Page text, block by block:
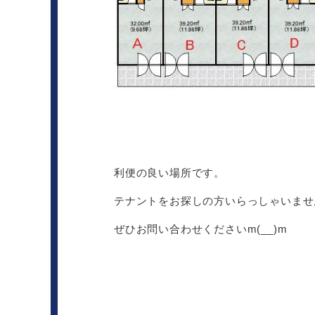
利便の良い場所です。
テナントをお探しの方いらっしゃいま
ぜひお問い合わせくださいm(__)m